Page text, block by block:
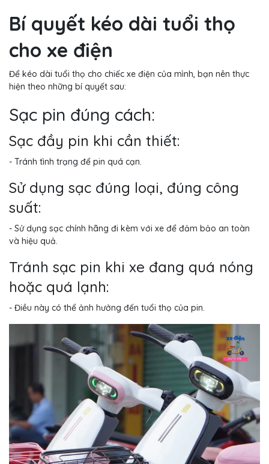
Bí quyết kéo dài tuổi thọ
cho xe điện
Để kéo dài tuổi thọ cho chiếc xe điện của mình, bạn nên thực
hiện theo những bí quyết sau:
Sạc pin đúng cách:
Sạc đầy pin khi cần thiết:
- Tránh tình trạng để pin quá cạn.
Sử dụng sạc đúng loại, đúng công
suất:
- Sử dụng sạc chính hãng đi kèm với xe để đảm bảo an toàn
và hiệu quả.
Tránh sạc pin khi xe đang quá nóng
hoặc quá lạnh:
- Điều này có thể ảnh hưởng đến tuổi thọ của pin.